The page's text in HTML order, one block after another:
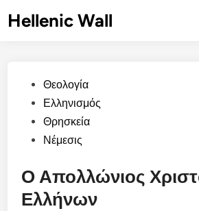
toHellenic Wall
PostedΘεολογία
Ελληνισμός
Θρησκεία
Νέμεσις
Ο Απολλώνιος
Ελλήνων